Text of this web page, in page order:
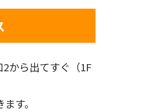
から出てすぐ（1F
す。